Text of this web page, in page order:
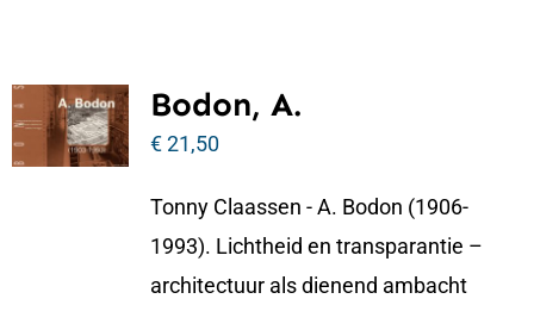
Bodon, A.
€21,50
Tonny Claassen - A. Bodon (1906-
1993). Lichtheid en transparantie –
architectuur als dienend ambacht